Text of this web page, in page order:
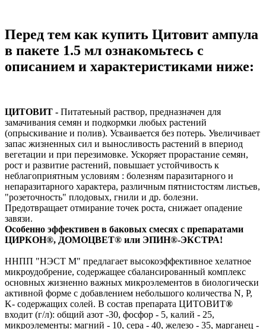
Перед тем как купить Цитовит ампула
в пакете 1.5 мл ознакомьтесь с
описанием и характеристиками ниже:
ЦИТОВИТ - Питатеьный раствор, предназначен для
замачивания семян и подкормки любых растений
(опрыскивание и полив). Усваивается без потерь. Увеличивает
запас жизненных сил и выносливость растений в впериод
вегетации и при перезимовке. Ускоряет прорастание семян,
рост и развитие растений, повышает устойчивость к
неблагоприятным условиям : болезням паразитарного и
непаразитарного характера, различным пятнистостям листьев,
"розеточность" плодовых, гнили и др. болезни.
Предотвращает отмирание точек роста, снижает опадение
завязи.
Особенно эффективен в баковых смесях с препаратами
ЦИРКОН®, ДОМОЦВЕТ® или ЭПИН®-ЭКСТРА!
ННПП "НЭСТ М" предлагает высокоэффективное хелатное
микроудобрение, содержащее сбалансированный комплекс
основных жизненно важных микроэлементов в биологически
активной форме с добавлением небольшого количества N, P,
K- содержащих солей. В состав препарата ЦИТОВИТ®
входит (г/л): общий азот -30, фосфор - 5, калий - 25,
микроэлементы: магний - 10, сера - 40, железо - 35, марганец -